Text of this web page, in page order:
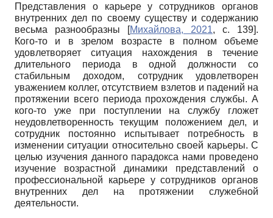
Представления о карьере у сотрудников органов
внутренних дел по своему существу и содержанию
весьма разнообразны
[Михайлова, 2021, с. 139].
Кого-то и в зрелом возрасте в полном объеме
удовлетворяет ситуация нахождения в течение
длительного периода в одной должности со
стабильным доходом, сотрудник удовлетворен
уважением коллег, отсутствием взлетов и падений на
протяжении всего периода прохождения службы. А
кого-то уже при поступлении на службу гложет
неудовлетворенность текущим положением дел, и
сотрудник постоянно испытывает потребность в
изменении ситуации относительно своей карьеры. С
целью изучения данного парадокса нами проведено
изучение возрастной динамики представлений о
профессиональной карьере у сотрудников органов
внутренних дел на протяжении служебной
деятельности.